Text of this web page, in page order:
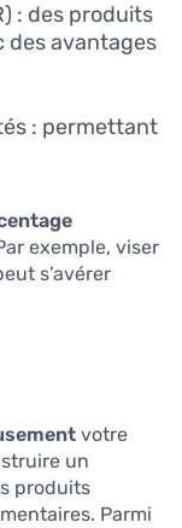
: des produits
des avantages
: permettant
exemple, viser
s’avérer
votre
un
produits
Parmi